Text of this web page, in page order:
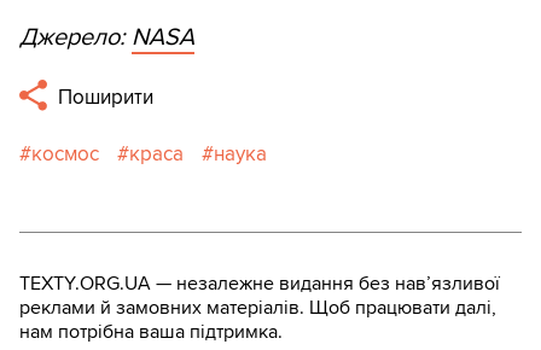
Джерело: NASA
Поширити
космос краса наука
TEXTY.ORG.UA — незалежне видання без навʼязливої
реклами й замовних матеріалів. Щоб працювати далі,
нам потрібна ваша підтримка.